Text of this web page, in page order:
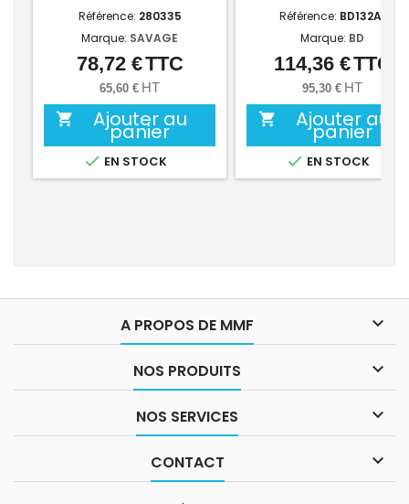
Référence: 280335
Marque: SAVAGE
Prix
78,72 €TTC
65,60 € HT
 Ajouter au
panier
 EN STOCK
Référence: BD132A1
Marque: BD
Prix
114,36 €TTC
95,30 € HT
 Ajouter au
panier
 EN STOCK
A PROPOS DE MMF 
NOS PRODUITS 
NOS SERVICES 
CONTACT 